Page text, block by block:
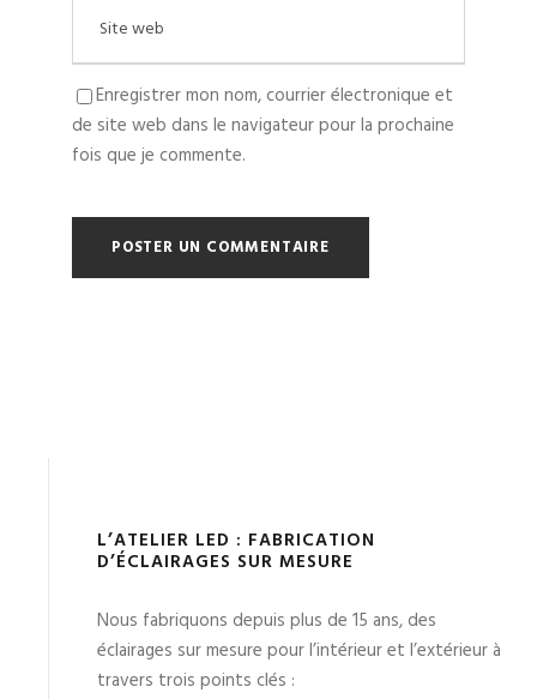
Enregistrer mon nom, courrier électronique et
de site web dans le navigateur pour la prochaine
fois que je commente.
L’ATELIER LED : FABRICATION
D’ÉCLAIRAGES SUR MESURE
Nous fabriquons depuis plus de 15 ans, des
éclairages sur mesure pour l’intérieur et l’extérieur à
travers trois points clés :